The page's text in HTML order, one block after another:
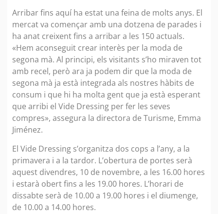
Arribar fins aquí ha estat una feina de molts anys. El
mercat va començar amb una dotzena de parades i
ha anat creixent fins a arribar a les 150 actuals.
«Hem aconseguit crear interès per la moda de
segona mà. Al principi, els visitants s’ho miraven tot
amb recel, però ara ja podem dir que la moda de
segona mà ja està integrada als nostres hàbits de
consum i que hi ha molta gent que ja està esperant
que arribi el Vide Dressing per fer les seves
compres», assegura la directora de Turisme, Emma
Jiménez.
El Vide Dressing s’organitza dos cops a l’any, a la
primavera i a la tardor. L’obertura de portes serà
aquest divendres, 10 de novembre, a les 16.00 hores
i estarà obert fins a les 19.00 hores. L’horari de
dissabte serà de 10.00 a 19.00 hores i el diumenge,
de 10.00 a 14.00 hores.